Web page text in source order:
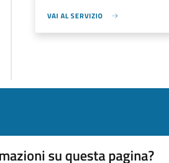
VAI AL SERVIZIO
su questa pagina?